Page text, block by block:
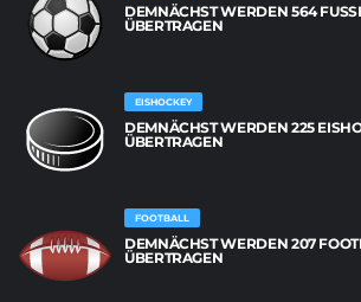
DEMNÄCHST WERDEN 564
BERTRAGEN
EISHOCKEY
DEMNÄCHST WERDEN 225
ÜBERTRAGEN
FOOTBALL
DEMNÄCHST WERDEN 207
ÜBERTRAGEN